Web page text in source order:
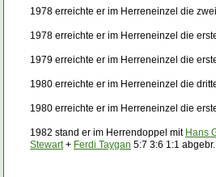
1978 erreichte er im Herreneinzel die
1978 erreichte er im Herreneinzel die
1979 erreichte er im Herreneinzel die
1980 erreichte er im Herreneinzel die
1980 erreichte er im Herreneinzel die
1982 stand er im Herrendoppel mit Hans
Stewart+ Ferdi Taygan 5:7 3:6 1:1 abgebr.